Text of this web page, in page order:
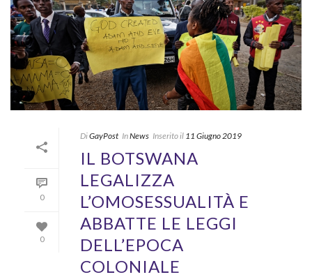
0
0
DiGayPost InNews Inserito il 11 Giugno 2019
IL BOTSWANA
LEGALIZZA
L’OMOSESSUALITÀ E
ABBATTE LE LEGGI
DELL’EPOCA
COLONIALE